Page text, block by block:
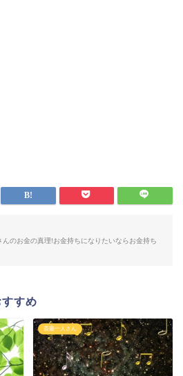
んのお金の真理!お金持ちになりたいならお金持ち
すめ
斎藤一人さん